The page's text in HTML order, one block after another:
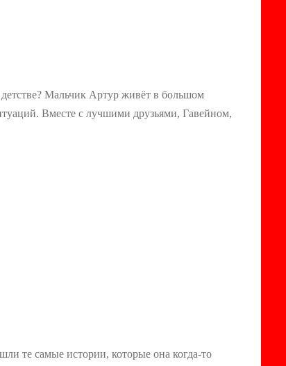
Мальчик Артур живёт в большом
Вместе с лучшими друзьями, Гавейном,
те самые истории, которые она когда-то